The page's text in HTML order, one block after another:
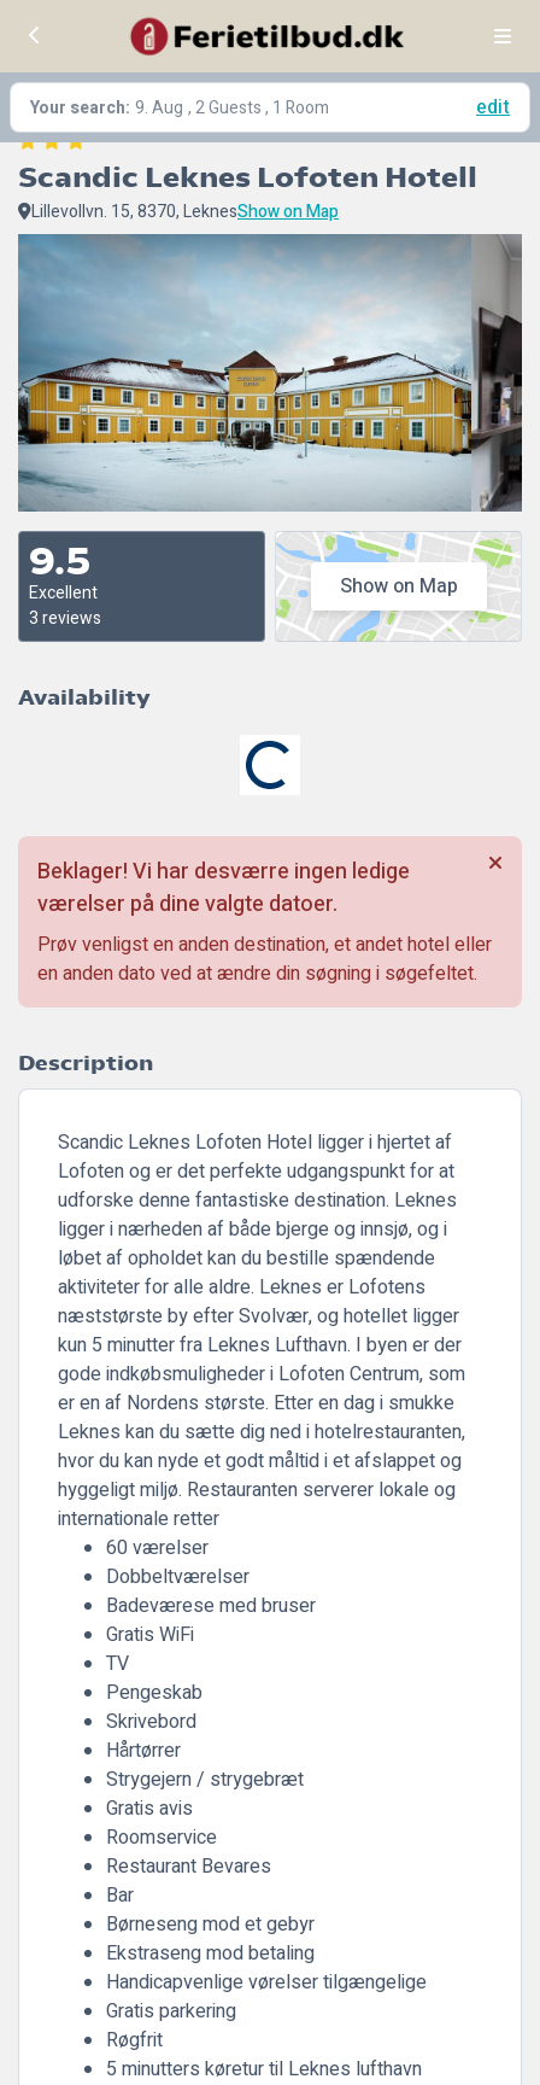
Your search: 9. Aug , 2 Guests , 1 Room edit
Scandic Leknes Lofoten Hotell
Lillevollvn. 15, 8370, LeknesShow on Map
9.5
Excellent
3 reviews
Show on Map
Availability
Beklager! Vi har desværre ingen ledige
værelser på dine valgte datoer.
Prøv venligst en anden destination, et andet hotel eller
en anden dato ved at ændre din søgning i søgefeltet.
Description
Scandic Leknes Lofoten Hotel ligger i hjertet af
Lofoten og er det perfekte udgangspunkt for at
udforske denne fantastiske destination. Leknes
ligger i nærheden af både bjerge og innsjø, og i
løbet af opholdet kan du bestille spændende
aktiviteter for alle aldre. Leknes er Lofotens
næststørste by efter Svolvær, og hotellet ligger
kun 5 minutter fra Leknes Lufthavn. I byen er der
gode indkøbsmuligheder i Lofoten Centrum, som
er en af Nordens største. Etter en dag i smukke
Leknes kan du sætte dig ned i hotelrestauranten,
hvor du kan nyde et godt måltid i et afslappet og
hyggeligt miljø. Restauranten serverer lokale og
internationale retter
60 værelser
Dobbeltværelser
Badeværese med bruser
Gratis WiFi
TV
Pengeskab
Skrivebord
Hårtørrer
Strygejern / strygebræt
Gratis avis
Roomservice
Restaurant Bevares
Bar
Børneseng mod et gebyr
Ekstraseng mod betaling
Handicapvenlige vørelser tilgængelige
Gratis parkering
Røgfrit
5 minutters køretur til Leknes lufthavn